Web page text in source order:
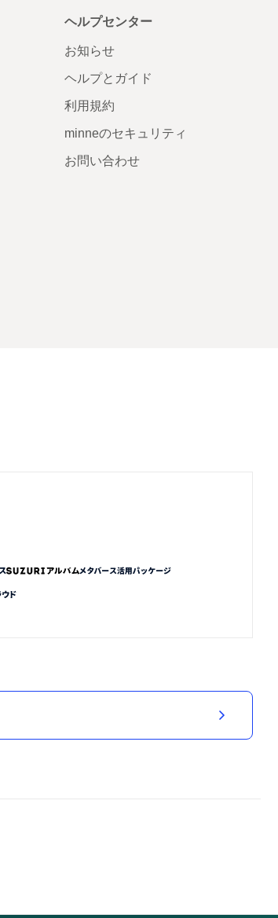
ヘルプセンター
お知らせ
ヘルプとガイド
利用規約
minneのセキュリティ
お問い合わせ